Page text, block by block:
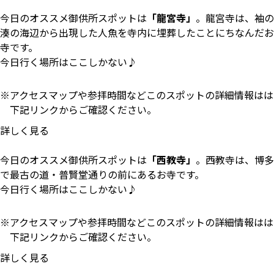
今日のオススメ御供所スポットは 「龍宮寺」 。龍宮寺は、袖の
湊の海辺から出現した人魚を寺内に埋葬したことにちなんだお
寺です。
今日行く場所はここしかない♪
アクセスマップや参拝時間などこのスポットの詳細情報はは
下記リンクからご確認ください。
詳しく見る
今日のオススメ御供所スポットは 「西教寺」 。西教寺は、博多
で最古の道・普賢堂通りの前にあるお寺です。
今日行く場所はここしかない♪
アクセスマップや参拝時間などこのスポットの詳細情報はは
下記リンクからご確認ください。
詳しく見る